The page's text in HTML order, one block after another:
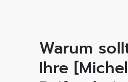
Warum
Ihre